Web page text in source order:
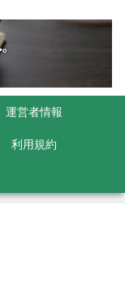
運営者情報
利用規約